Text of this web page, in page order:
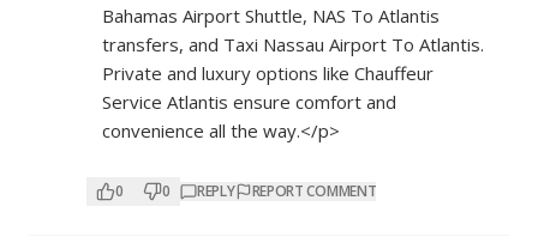
Bahamas Airport Shuttle, NAS To Atlantis
transfers, and Taxi Nassau Airport To Atlantis.
Private and luxury options like Chauffeur
Service Atlantis ensure comfort and
convenience all the way.</p>
0 0 REPLY REPORT COMMENT